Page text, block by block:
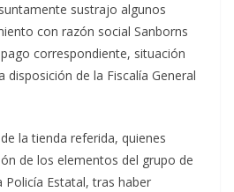
sustrajo algunos
con razón social Sanborns
correspondiente, situación
de la Fiscalía General
la tienda referida, quienes
de los elementos del grupo de
Policía Estatal, tras haber